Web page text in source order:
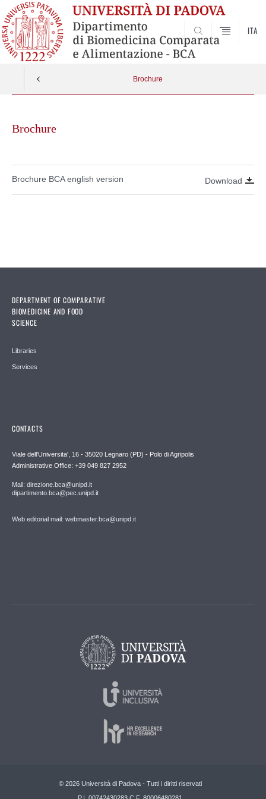
SEARCH
ITA
Brochure
contentBrochure
Brochure BCA english version Download
DEPARTMENT OF COMPARATIVE
BIOMEDICINE AND FOOD
SCIENCE
Libraries
Services
CONTACTS
Viale dell'Universita', 16 - 35020 Legnaro (PD) - Polo di Agripolis
Administrative Office: +39 049 827 2952
Mail: direzione.bca@unipd.it
dipartimento.bca@pec.unipd.it
Web editorial mail: webmaster.bca@unipd.it
© 2026 Università di Padova - Tutti i diritti riservati